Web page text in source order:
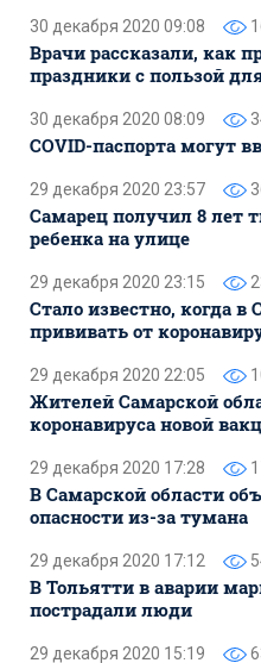
30 декабря 2020 09:08
Врачи рассказали, как
праздники с пользой
30 декабря 2020 08:09
COVID-паспорта могут
29 декабря 2020 23:57
Самарец получил 8 лет
ребенка на улице
29 декабря 2020 23:15
Стало известно, когда
прививать от
29 декабря 2020 22:05
Жителей Самарской
коронавируса новой
29 декабря 2020 17:28
В Самарской области
опасности из-за тумана
29 декабря 2020 17:12
В Тольятти в аварии
пострадали люди
29 декабря 2020 15:19